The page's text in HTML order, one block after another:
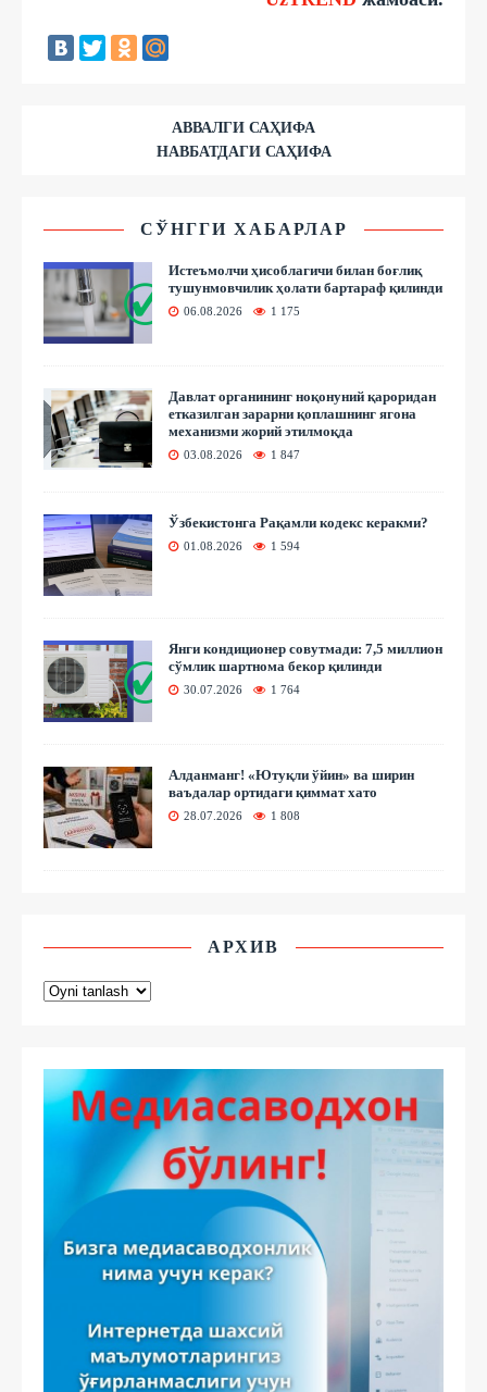
АВВАЛГИ САҲИФА
НАВБАТДАГИ САҲИФА
СЎНГГИ ХАБАРЛАР
Истеъмолчи ҳисоблагичи билан боғлиқ
тушунмовчилик ҳолати бартараф қилинди
06.08.2026 1 175
Давлат органининг ноқонуний қароридан
етказилган зарарни қоплашнинг ягона
механизми жорий этилмоқда
03.08.2026 1 847
Ўзбекистонга Рақамли кодекс керакми?
01.08.2026 1 594
Янги кондиционер совутмади: 7,5 миллион
сўмлик шартнома бекор қилинди
30.07.2026 1 764
Алданманг! «Ютуқли ўйин» ва ширин
ваъдалар ортидаги қиммат хато
28.07.2026 1 808
АРХИВ